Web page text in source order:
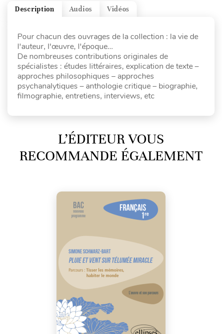
Vidéos
Audios
Description
Pour chacun des ouvrages de la collection : la vie de
l'auteur, l'œuvre, l'époque…
De nombreuses contributions originales de
spécialistes : études littéraires, explication de texte –
approches philosophiques – approches
psychanalytiques – anthologie critique – biographie,
filmographie, entretiens, interviews, etc
L’ÉDITEUR VOUS
RECOMMANDE ÉGALEMENT